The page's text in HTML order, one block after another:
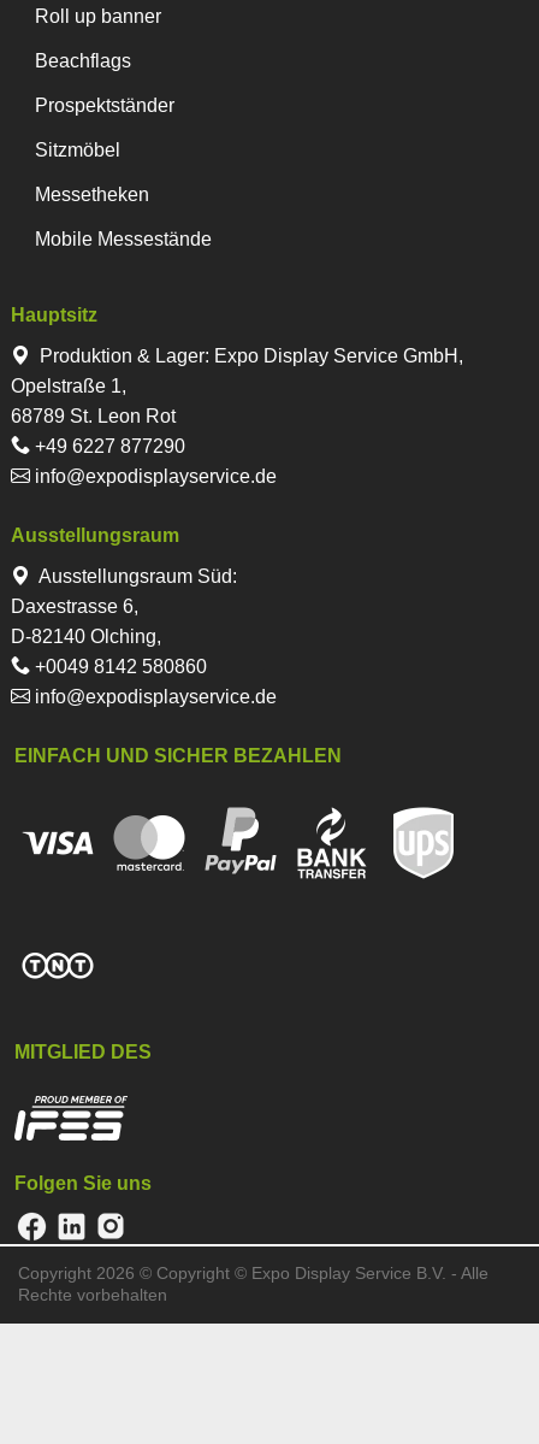
Roll up banner
Beachflags
Prospektständer
Sitzmöbel
Messetheken
Mobile Messestände
Hauptsitz
Produktion & Lager: Expo Display Service GmbH,
Opelstraße 1,
68789 St. Leon Rot
+49 6227 877290
info@expodisplayservice.de
Ausstellungsraum
Ausstellungsraum Süd:
Daxestrasse 6,
D-82140 Olching,
+0049 8142 580860
info@expodisplayservice.de
EINFACH UND SICHER BEZAHLEN
MITGLIED DES
Folgen Sie uns
Copyright 2026 © Copyright © Expo Display Service B.V. - Alle
Rechte vorbehalten